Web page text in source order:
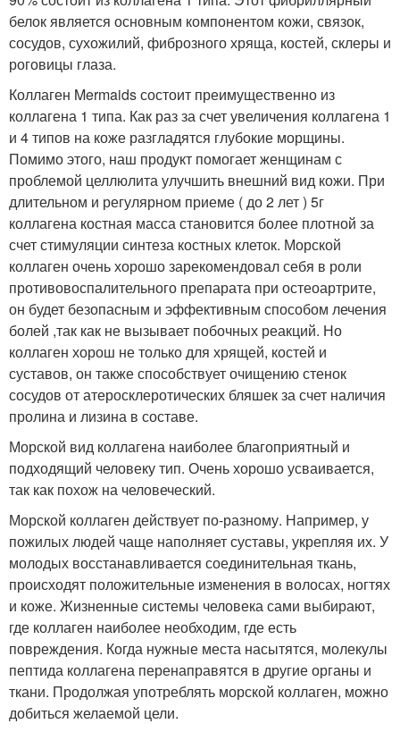
белок является основным компонентом кожи, связок,
сосудов, сухожилий, фиброзного хряща, костей, склеры и
роговицы глаза.
Коллаген Mermaids состоит преимущественно из
коллагена 1 типа. Как раз за счет увеличения коллагена 1
и 4 типов на коже разгладятся глубокие морщины.
Помимо этого, наш продукт помогает женщинам с
проблемой целлюлита улучшить внешний вид кожи. При
длительном и регулярном приеме ( до 2 лет ) 5г
коллагена костная масса становится более плотной за
счет стимуляции синтеза костных клеток. Морской
коллаген очень хорошо зарекомендовал себя в роли
противовоспалительного препарата при остеоартрите,
он будет безопасным и эффективным способом лечения
болей ,так как не вызывает побочных реакций. Но
коллаген хорош не только для хрящей, костей и
суставов, он также способствует очищению стенок
сосудов от атеросклеротических бляшек за счет наличия
пролина и лизина в составе.
Морской вид коллагена наиболее благоприятный и
подходящий человеку тип. Очень хорошо усваивается,
так как похож на человеческий.
Морской коллаген действует по-разному. Например, у
пожилых людей чаще наполняет суставы, укрепляя их. У
молодых восстанавливается соединительная ткань,
происходят положительные изменения в волосах, ногтях
и коже. Жизненные системы человека сами выбирают,
где коллаген наиболее необходим, где есть
повреждения. Когда нужные места насытятся, молекулы
пептида коллагена перенаправятся в другие органы и
ткани. Продолжая употреблять морской коллаген, можно
добиться желаемой цели.